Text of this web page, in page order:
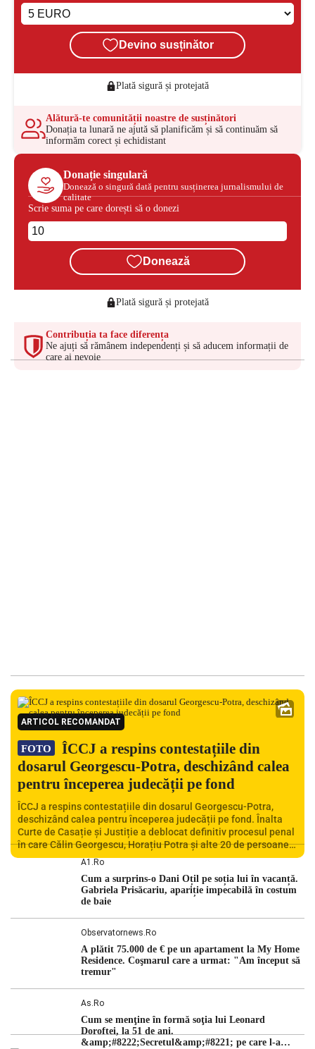
Devino susținător
Plată sigură și protejată
Alătură-te comunității noastre de susținători
Donația ta lunară ne ajută să planificăm și să continuăm să
informăm corect și echidistant
Donație singulară
Donează o singură dată pentru susținerea jurnalismului de
calitate
Scrie suma pe care dorești să o donezi
Donează
Plată sigură și protejată
Contribuția ta face diferența
Ne ajuți să rămânem independenți și să aducem informații de
care ai nevoie
ARTICOL RECOMANDAT
FOTO
ÎCCJ a respins contestațiile din
dosarul Georgescu-Potra, deschizând calea
pentru începerea judecății pe fond
ÎCCJ a respins contestațiile din dosarul Georgescu-Potra,
deschizând calea pentru începerea judecății pe fond. Înalta
Curte de Casație și Justiție a deblocat definitiv procesul penal
în care Călin Georgescu, Horațiu Potra și alte 20 de persoane
sunt acuzați de acțiuni îndreptate împotriva ordinii
de la instanța supremă au […]
A1.ro
Cum a surprins-o Dani Oțil pe soția lui în vacanță.
Gabriela Prisăcariu, apariție impecabilă în costum
de baie
Observatornews.ro
A plătit 75.000 de € pe un apartament la My Home
Residence. Coşmarul care a urmat: "Am început să
tremur"
As.ro
Cum se menţine în formă soţia lui Leonard
Doroftei, la 51 de ani.
&amp;#8222;Secretul&amp;#8221; pe care l-a